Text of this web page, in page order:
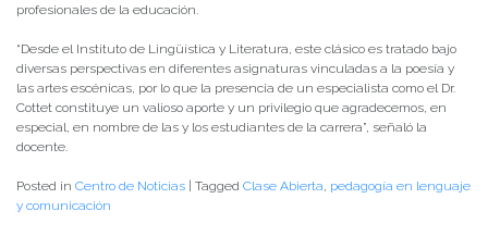
profesionales de la educación.
“Desde el Instituto de Lingüística y Literatura, este clásico es tratado bajo
diversas perspectivas en diferentes asignaturas vinculadas a la poesía y
las artes escénicas, por lo que la presencia de un especialista como el Dr.
Cottet constituye un valioso aporte y un privilegio que agradecemos, en
especial, en nombre de las y los estudiantes de la carrera”, señaló la
docente.
Posted in Centro de Noticias | Tagged Clase Abierta pedagogía en lenguaje
y comunicación